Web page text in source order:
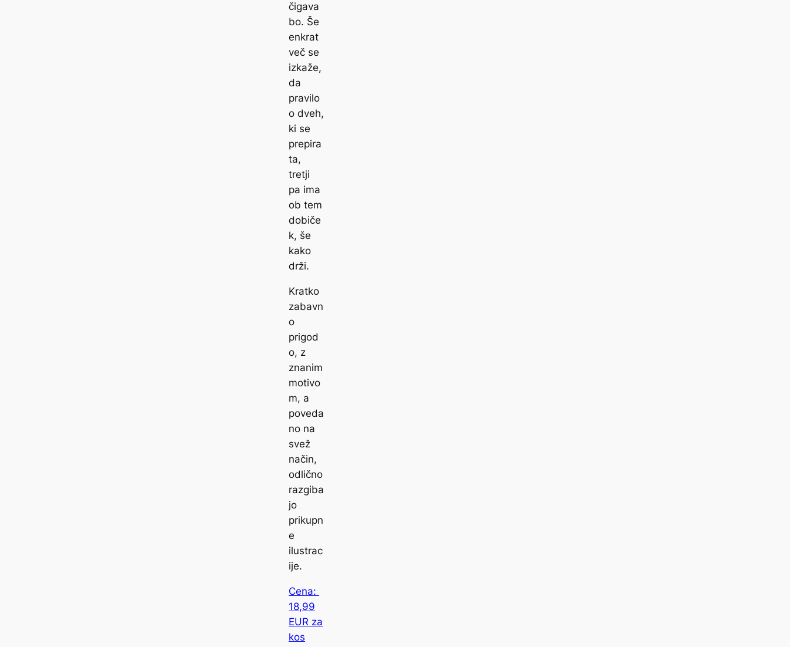
čigava
bo. Še
enkrat
več se
izkaže,
da
pravilo
o dveh,
ki se
prepira
ta,
tretji
pa ima
ob tem
dobiče
k, še
kako
drži.
Kratko
zabavn
o
prigod
o, z
znanim
motivo
m, a
poveda
no na
svež
način,
odlično
razgiba
jo
prikupn
e
ilustrac
ije.
Cena:
18,99
EUR za
kos